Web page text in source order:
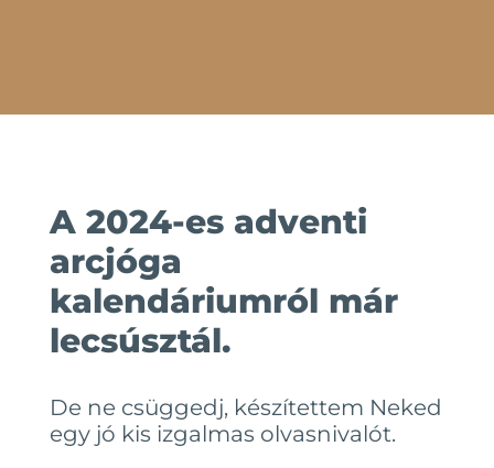
A 2024-es adventi
arcjóga
kalendáriumról már
lecsúsztál.
De ne csüggedj, készítettem Neked
egy jó kis izgalmas olvasnivalót.